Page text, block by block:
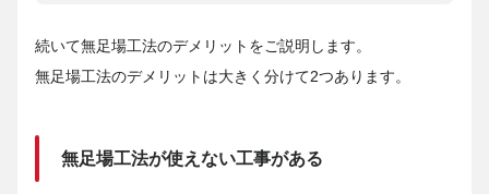
続いて無足場工法のデメリットをご説明します。
無足場工法のデメリットは大きく分けて2つあります。
無足場工法が使えない工事がある